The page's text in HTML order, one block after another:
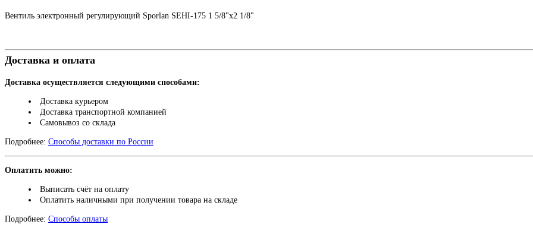
Вентиль электронный регулирующий Sporlan SEHI-175 1 5/8"х2 1/8"
Доставка и оплата
Доставка осуществляется следующими способами:
Доставка курьером
Доставка транспортной компанией
Самовывоз со склада
Подробнее: Способы доставки по России
Оплатить можно:
Выписать счёт на оплату
Оплатить наличными при получении товара на складе
Подробнее: Способы оплаты